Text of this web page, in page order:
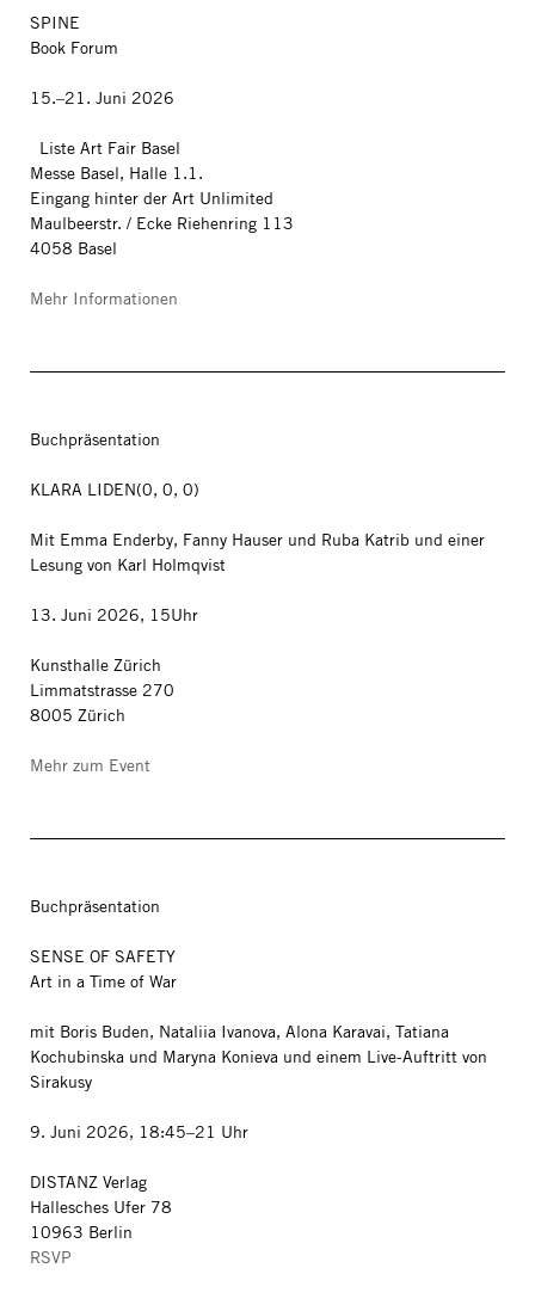
SPINE
Book Forum
15.–21. Juni 2026
Liste Art Fair Basel
Messe Basel, Halle 1.1.
Eingang hinter der Art Unlimited
Maulbeerstr. / Ecke Riehenring 113
4058 Basel
Mehr Informationen
Buchpräsentation
KLARA LIDEN(0, 0, 0)
Mit Emma Enderby, Fanny Hauser und Ruba Katrib und einer
Lesung von Karl Holmqvist
13. Juni 2026, 15Uhr
Kunsthalle Zürich
Limmatstrasse 270
8005 Zürich
Mehr zum Event
Buchpräsentation
SENSE OF SAFETY
Art in a Time of War
mit Boris Buden, Nataliia Ivanova, Alona Karavai, Tatiana
Kochubinska und Maryna Konieva und einem Live-Auftritt von
Sirakusy
9. Juni 2026, 18:45–21 Uhr
DISTANZ Verlag
Hallesches Ufer 78
10963 Berlin
RSVP